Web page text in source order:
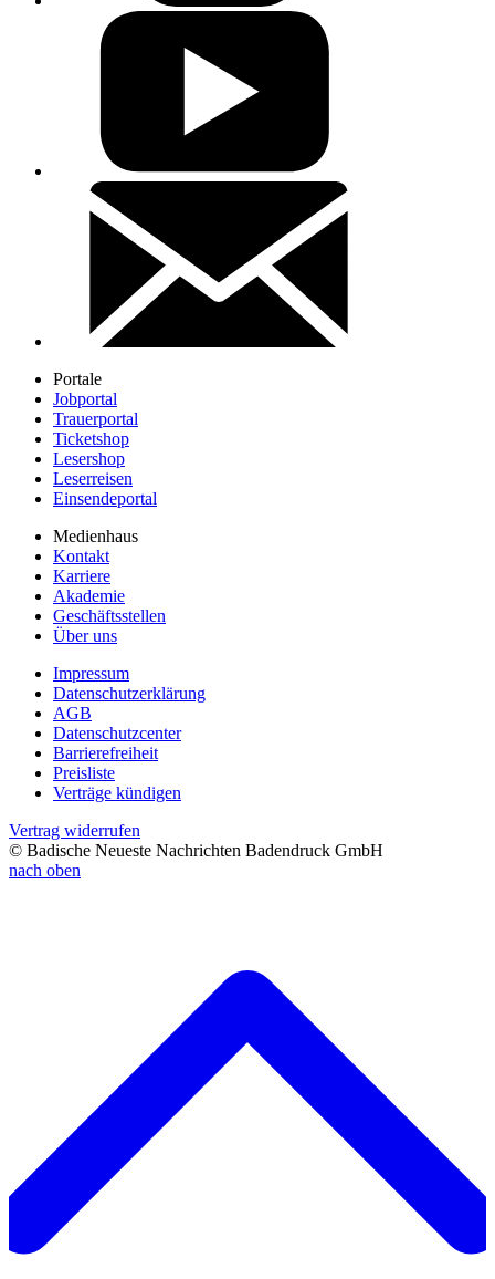
Portale
Jobportal
Trauerportal
Ticketshop
Lesershop
Leserreisen
Einsendeportal
Medienhaus
Kontakt
Karriere
Akademie
Geschäftsstellen
Über uns
Impressum
Datenschutzerklärung
AGB
Datenschutzcenter
Barrierefreiheit
Preisliste
Verträge kündigen
Vertrag widerrufen
© Badische Neueste Nachrichten Badendruck GmbH
nach oben